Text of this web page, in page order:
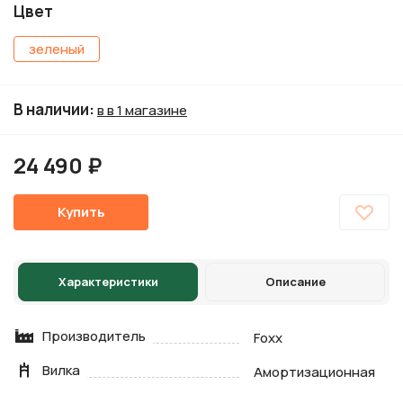
Цвет
зеленый
В наличии:в в 1 магазине
24 490 ₽
Купить
Характеристики Описание
Производитель
Foxx
Вилка
Амортизационная